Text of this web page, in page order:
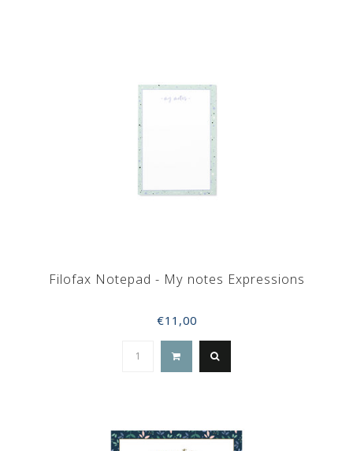
Filofax Notepad - My notes Expressions
€11,00